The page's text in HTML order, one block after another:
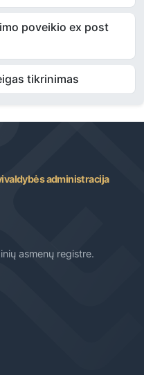
poveikio ex post
tikrinimas
administracija
asmenų registre.